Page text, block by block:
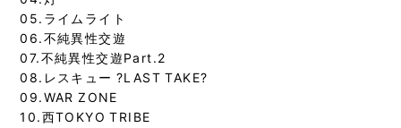
05.ライムライト
06.不純異性交遊
07.不純異性交遊Part.2
08.レスキュー ?LAST TAKE?
09.WAR ZONE
10.西TOKYO TRIBE